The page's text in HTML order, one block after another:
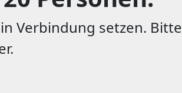
Verbindung setzen. Bitte